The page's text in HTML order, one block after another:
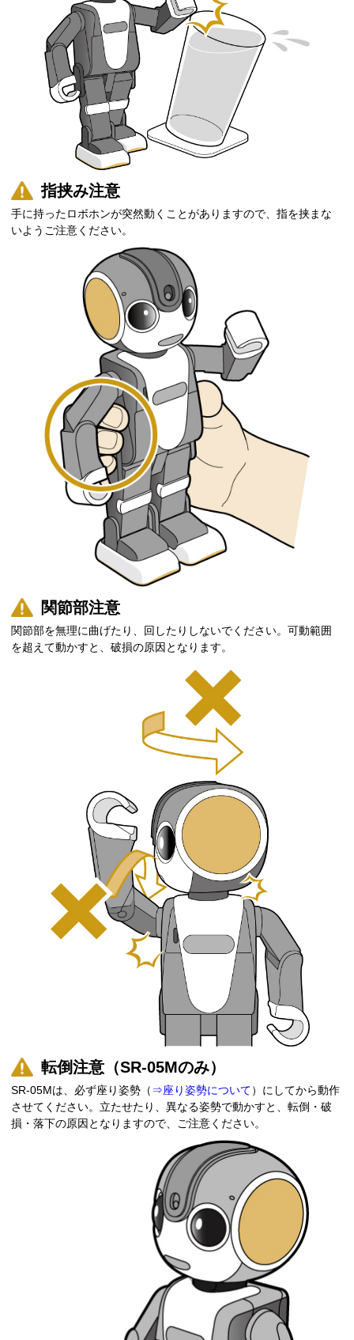
指挟み注意
手に持ったロボホンが突然動くことがありますので、指を挟まな
いようご注意ください。
関節部注意
関節部を無理に曲げたり、回したりしないでください。可動範囲
を超えて動かすと、破損の原因となります。
転倒注意（SR-05Mのみ）
SR-05Mは、必ず座り姿勢（ ⇒座り姿勢について）にしてから動作
させてください。立たせたり、異なる姿勢で動かすと、転倒・破
損・落下の原因となりますので、ご注意ください。